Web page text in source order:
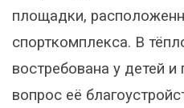
площадки,
спорткомплекса. В
востребована у детей
вопрос её